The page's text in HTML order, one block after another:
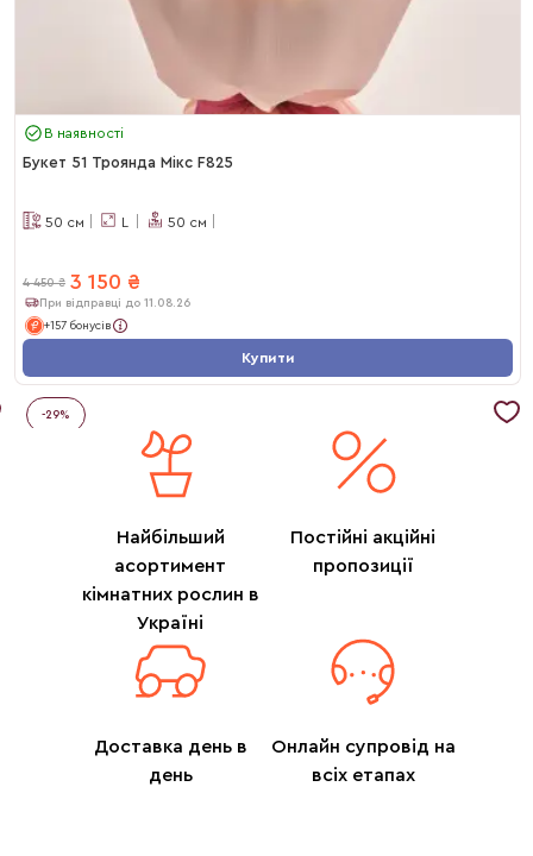
В наявності
Букет 51 Троянда Мікс F825
50 см L 50 см
4 450 ₴ 3 150 ₴
При відправці до 11.08.26
+157 бонусів
Купити
-29%
Найбільший
асортимент
кімнатних рослин в
Україні
Постійні акційні
пропозиції
Доставка день в
день
Онлайн супровід на
всіх етапах